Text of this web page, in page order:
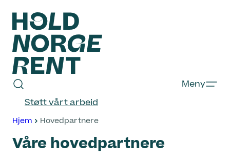
Hopp
innhold
Hold
Norge
Rent
Støtt vårt arbeid
Meny
Hjem Hovedpartnere
Våre hovedpartnere